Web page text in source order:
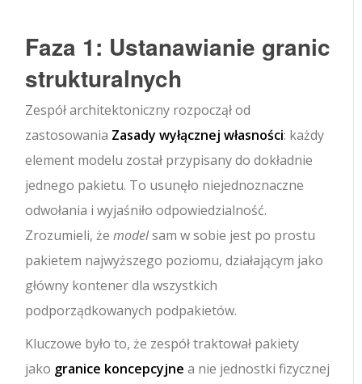
Faza 1: Ustanawianie granic
strukturalnych
Zespół architektoniczny rozpoczął od
zastosowania Zasady wyłącznej własności: każdy
element modelu został przypisany do dokładnie
jednego pakietu. To usunęło niejednoznaczne
odwołania i wyjaśniło odpowiedzialność.
Zrozumieli, żemodelsam w sobie jest po prostu
pakietem najwyższego poziomu, działającym jako
główny kontener dla wszystkich
podporządkowanych podpakietów.
Kluczowe było to, że zespół traktował pakiety
jako granice koncepcyjne a nie jednostki fizycznej